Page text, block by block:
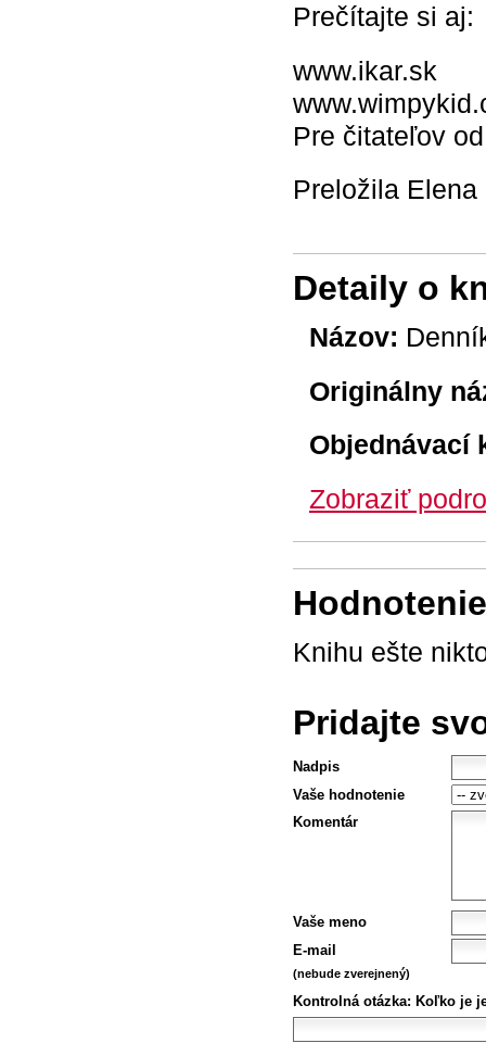
Prečítajte si aj:
www.ikar.sk
Pre čitateľov
Preložila
Detaily o
Názov:
Originálny
Objednávací
Zobraziť
Knihu ešte
Pridajte
Nadpis
Vaše hodnotenie
Komentár
Vaše meno
E-mail
(nebude zverejnený)
Kontrolná otázka: Koľko je